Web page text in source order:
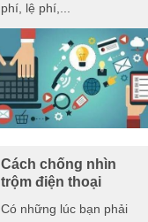
phí, lệ phí,...
Cách chống nhìn
trộm điện thoại
Có những lúc bạn phải